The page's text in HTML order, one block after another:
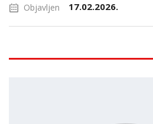
Objavljen 17.02.2026.